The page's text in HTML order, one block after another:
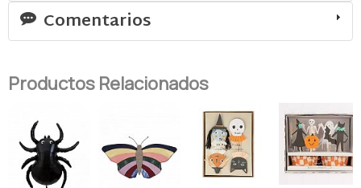
Comentarios
Productos Relacionados